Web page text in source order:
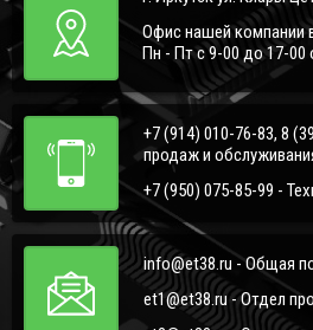
Офис нашей компании
Пн - Пт с 9-00 до 17-
+7 (914) 010-76-83, 8
продаж и
+7 (950) 075-85-99 -
info@et38.ru - Общая
et1@et38.ru - Отдел